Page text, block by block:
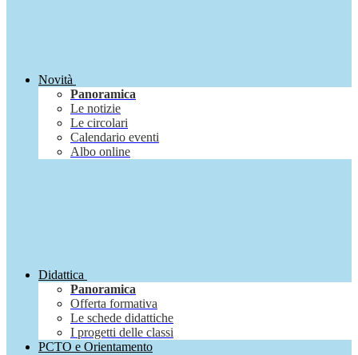
Novità
Panoramica
Le notizie
Le circolari
Calendario eventi
Albo online
Didattica
Panoramica
Offerta formativa
Le schede didattiche
I progetti delle classi
PCTO e Orientamento